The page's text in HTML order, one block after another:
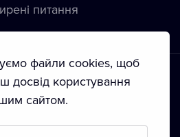
питання
• Автoрські права
файли cookies, щоб
досвід користування
сайтом.